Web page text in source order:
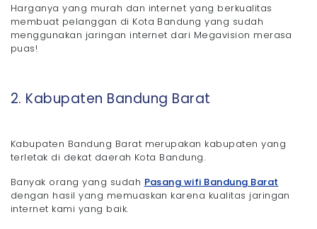
Harganya yang murah dan internet yang berkualitas
membuat pelanggan di Kota Bandung yang sudah
menggunakan jaringan internet dari Megavision merasa
puas!
2. Kabupaten Bandung Barat
Kabupaten Bandung Barat merupakan kabupaten yang
terletak di dekat daerah Kota Bandung.
Banyak orang yang sudah Pasang wifi Bandung Barat
dengan hasil yang memuaskan karena kualitas jaringan
internet kami yang baik.